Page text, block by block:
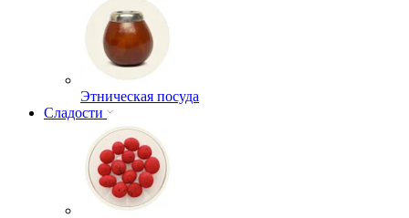
Этническая посуда
Сладости